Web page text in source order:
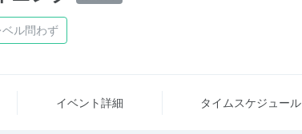
ル問わず
イベント詳細 タイム スケジュール